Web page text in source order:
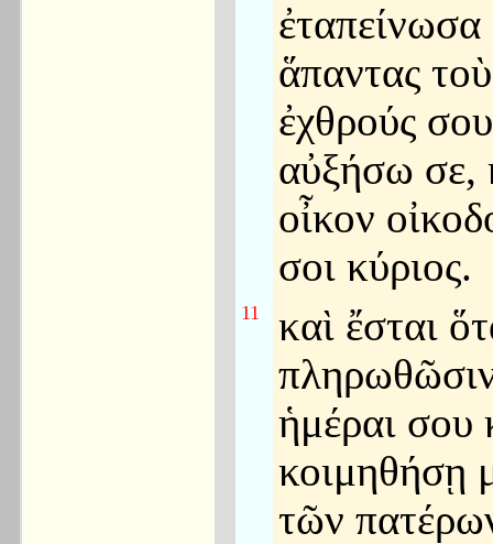
ἐταπείνωσα
ἅπαντας
ἐχθρούς
αὐξήσω σε,
οἶκον
σοι κύριος.
11
καὶ ἔσται
ἡμέραι σου
κοιμηθήσῃ
τῶν